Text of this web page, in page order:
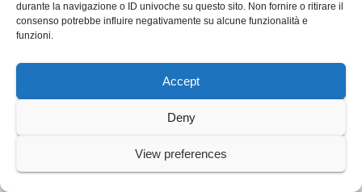
durante la navigazione o ID univoche su questo sito. Non fornire o ritirare il
consenso potrebbe influire negativamente su alcune funzionalità e
funzioni.
Accept
Deny
View preferences
Il budget sul disagio abitativo ha dato vita ad un
progetto realizzato con la Vicaria, che è finalizzato
territorio. I fruitori accedono attraverso un progetto
elaborato dai servizi sociali del distretto.
Dipartimento di salute mentale vengono riconosciti